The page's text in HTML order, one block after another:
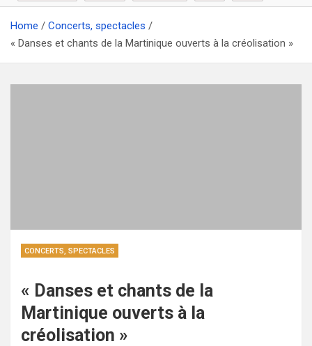
Home
Concerts, spectacles
« Danses et chants de la Martinique ouverts à la créolisation »
CONCERTS, SPECTACLES
« Danses et chants de la
Martinique ouverts à la
créolisation »